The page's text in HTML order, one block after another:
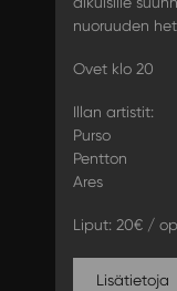
nuoruuden
Ovet klo 20
Illan artistit:
Purso
Pentton
Ares
Liput: 20€ /
Lisätietoja